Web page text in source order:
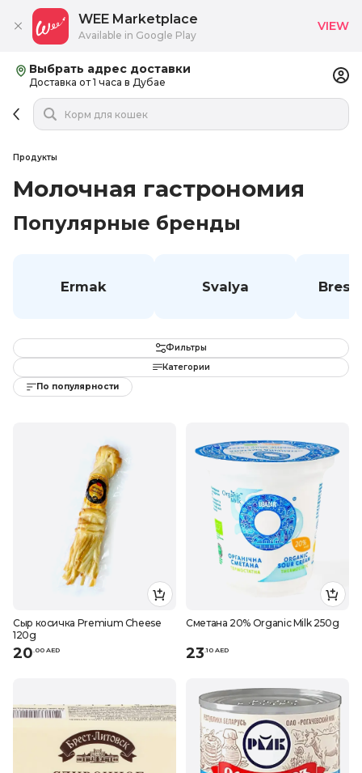
Выбрать адрес доставки
Доставка от 1 часа в Дубае
Продукты
Молочная гастрономия
Популярные бренды
Ermak Svalya
Фильтры
Категории
По популярности
Сыр косичка Premium Cheese
120g
20.00 AED
Сметана 20% Organic Milk 250g
23.10 AED
WEE Marketplace
Available in Google Play
VIEW